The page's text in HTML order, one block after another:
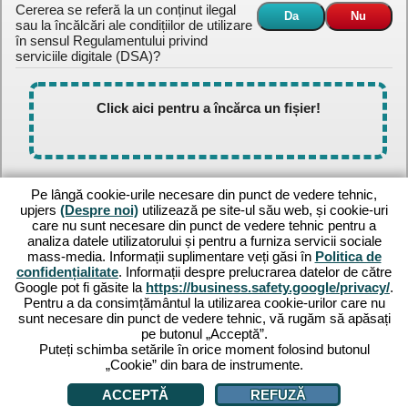
Cererea se referă la un conținut ilegal
sau la încălcări ale condițiilor de utilizare
în sensul Regulamentului privind
serviciile digitale (DSA)?
Click aici pentru a încărca un fișier!
Termeni și condiții|Politica de confidențialitate|Despre noi
FAQ
Pe lângă cookie-urile necesare din punct de vedere tehnic,
upjers (Despre noi) utilizează pe site-ul său web, și cookie-uri
care nu sunt necesare din punct de vedere tehnic pentru a
analiza datele utilizatorului și pentru a furniza servicii sociale
mass-media. Informații suplimentare veți găsi în Politica de
confidențialitate. Informații despre prelucrarea datelor de către
Google pot fi găsite la https://business.safety.google/privacy/.
Pentru a da consimțământul la utilizarea cookie-urilor care nu
sunt necesare din punct de vedere tehnic, vă rugăm să apăsați
pe butonul „Acceptă”.
Puteți schimba setările în orice moment folosind butonul
„Cookie” din bara de instrumente.
ACCEPTĂ
REFUZĂ